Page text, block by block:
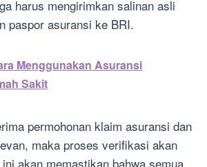
harus mengirimkan salinan asli
paspor asuransi ke BRI.
Menggunakan Asuransi
Sakit
permohonan klaim asuransi dan
maka proses verifikasi akan
akan memastikan bahwa semua